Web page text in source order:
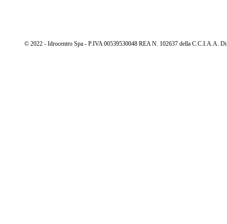
© 2022 - Idrocentro Spa - P.IVA 00539530048 REA N. 102637 della C.C.I.A.A.